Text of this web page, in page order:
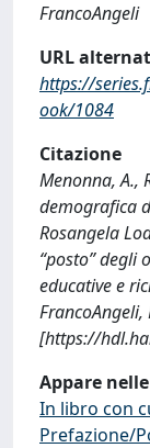
FrancoAngeli
URL
https://
ook/1084
Citazione
Menonna, A.,
demografica
Rosangela
“posto” degli
educative e
[https://
Appare
In libro con
Prefazione/